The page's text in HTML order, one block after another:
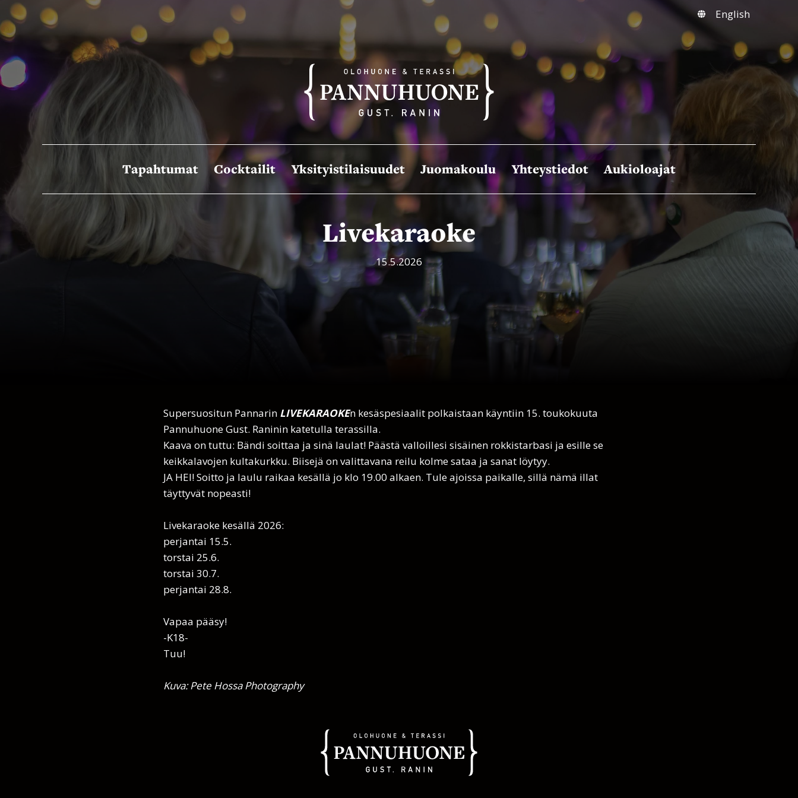
Siirry
sisältöön
English
Tapahtumat Cocktailit Yksityistilaisuudet Juomakoulu Yhteystiedot Aukioloajat
Livekaraoke
15.5.2026
Supersuositun Pannarin LIVEKARAOKEn kesäspesiaalit polkaistaan käyntiin 15. toukokuuta
Pannuhuone Gust. Raninin katetulla terassilla.
Kaava on tuttu: Bändi soittaa ja sinä laulat! Päästä valloillesi sisäinen rokkistarbasi ja esille se
keikkalavojen kultakurkku. Biisejä on valittavana reilu kolme sataa ja sanat löytyy.
JA HEI! Soitto ja laulu raikaa kesällä jo klo 19.00 alkaen. Tule ajoissa paikalle, sillä nämä illat
täyttyvät nopeasti!
Livekaraoke kesällä 2026:
perjantai 15.5.
torstai 25.6.
torstai 30.7.
perjantai 28.8.
Vapaa pääsy!
-K18-
Tuu!
Kuva: Pete Hossa Photography